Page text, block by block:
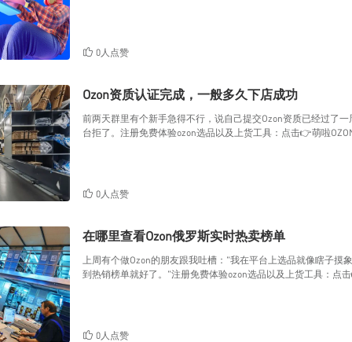
0人点赞
Ozon资质认证完成，一般多久下店成功
前两天群里有个新手急得不行，说自己提交Ozon资质已经过了
台拒了。注册免费体验ozon选品以及上货工具：点击👉萌啦
0人点赞
在哪里查看Ozon俄罗斯实时热卖榜单
上周有个做Ozon的朋友跟我吐槽："我在平台上选品就像瞎子摸
到热销榜单就好了。"注册免费体验ozon选品以及上货工具：点
0人点赞